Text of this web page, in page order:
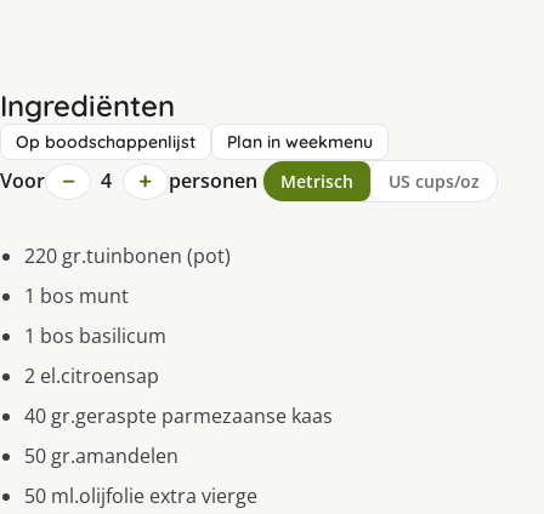
Ingrediënten
Op boodschappenlijst Plan in weekmenu
Voor − 4 + personen Metrisch US cups/oz
220 gr.tuinbonen (pot)
1 bos munt
1 bos basilicum
2 el.citroensap
40 gr.geraspte parmezaanse kaas
50 gr.amandelen
50 ml.olijfolie extra vierge